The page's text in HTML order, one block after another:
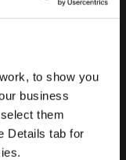
to show you
business
them
Details tab for
2
Assen